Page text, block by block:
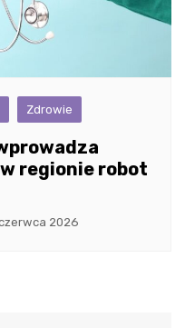
Zdrowie
regionie robot
2026